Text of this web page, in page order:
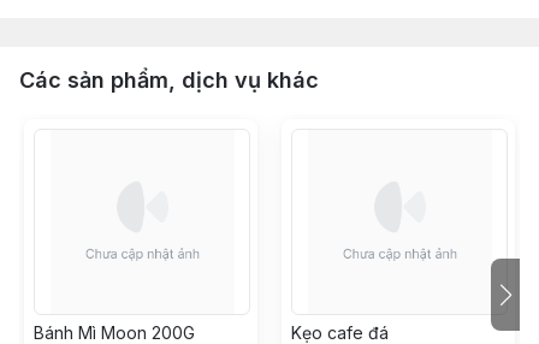
Các sản phẩm, dịch vụ khác
Bánh Mì Moon 200G Kẹo cafe đá